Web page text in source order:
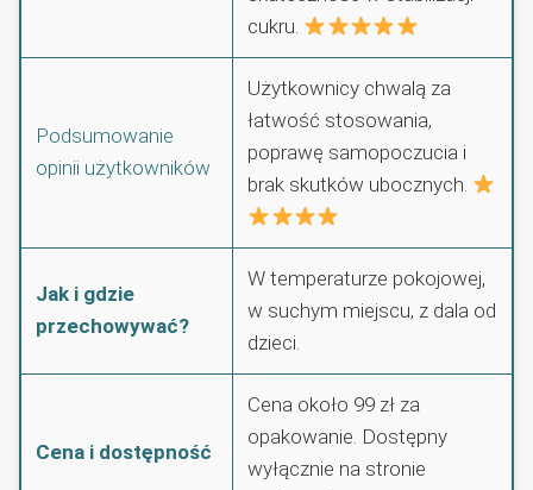
cukru.
Podsumowanie
opinii użytkowników
Użytkownicy chwalą za
łatwość stosowania,
poprawę samopoczucia i
brak skutków ubocznych.
Jak i gdzie
przechowywać?
W temperaturze pokojowej,
w suchym miejscu, z dala od
dzieci.
Cena i dostępność
Cena około 99 zł za
opakowanie. Dostępny
wyłącznie na stronie